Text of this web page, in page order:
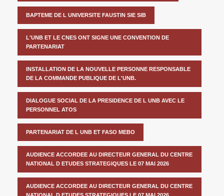
BAPTEME DE L UNIVERSITE FAUSTIN SIE SIB
L'UNB ET LE CNES ONT SIGNE UNE CONVENTION DE
PARTENARIAT
INSTALLATION DE LA NOUVELLE PERSONNE RESPONSABLE
DE LA COMMANDE PUBLIQUE DE L'UNB.
DIALOGUE SOCIAL DE LA PRESIDENCE DE L UNB AVEC LE
PERSONNEL ATOS
PARTENARIAT DE L UNB ET FASO MEBO
AUDIENCE ACCORDEE AU DIRECTEUR GENERAL DU CENTRE
NATIONAL D ETUDES STRATEGIQUES LE 07 MAI 2026
AUDIENCE ACCORDEE AU DIRECTEUR GENERAL DU CENTRE